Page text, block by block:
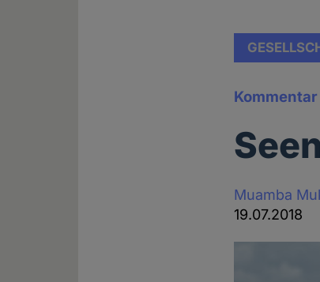
Kommentar
Muamba
19.07.2018